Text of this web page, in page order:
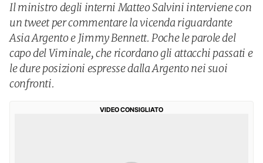
Il ministro degli interni Matteo Salvini interviene con
un tweet per commentare la vicenda riguardante
Asia Argento e Jimmy Bennett. Poche le parole del
capo del Viminale, che ricordano gli attacchi passati e
le dure posizioni espresse dalla Argento nei suoi
confronti.
VIDEO CONSIGLIATO